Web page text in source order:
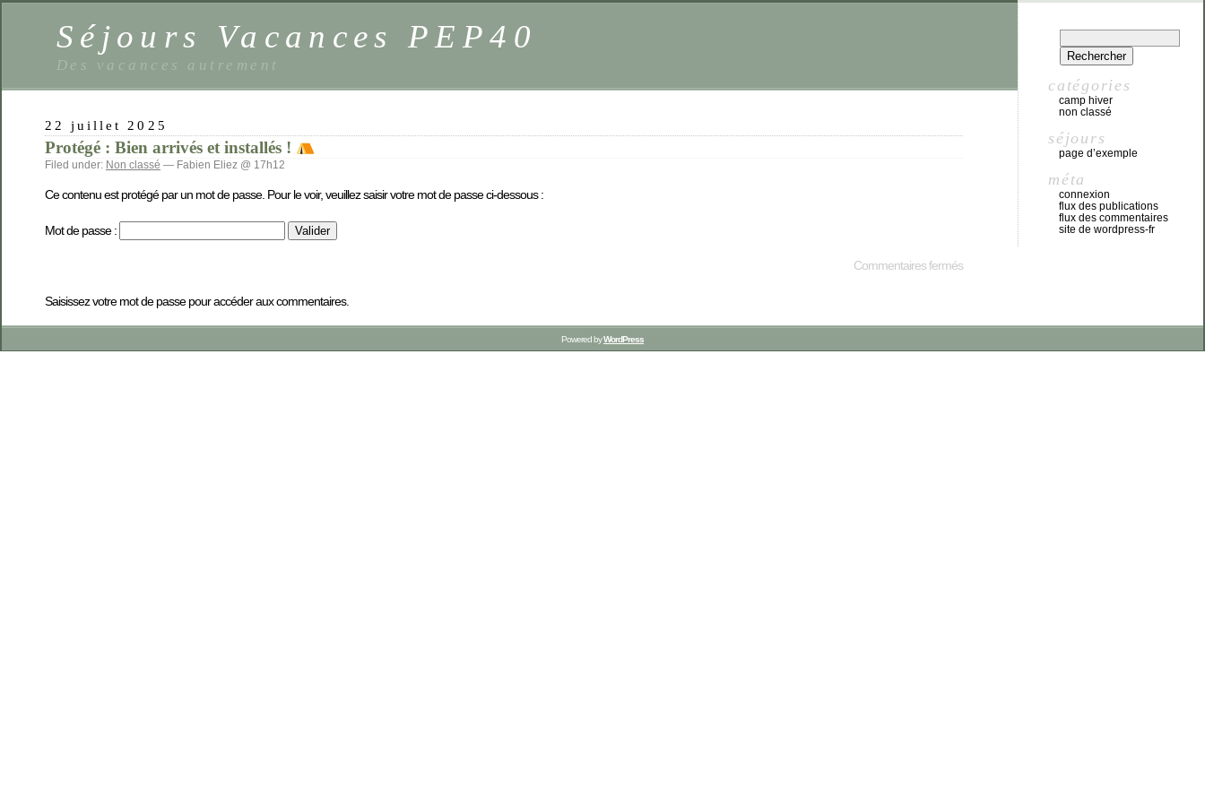
Séjours Vacances PEP40
Des vacances autrement
22 juillet 2025
Protégé : Bien arrivés et installés !
Filed under: Non classé — Fabien Eliez @ 17h12
Ce contenu est protégé par un mot de passe. Pour le voir, veuillez saisir votre mot de passe ci-dessous :
Mot de passe :
Commentaires fermés
Saisissez votre mot de passe pour accéder aux commentaires.
catégories
camp hiver
non classé
séjours
page d’exemple
méta
connexion
flux des publications
flux des commentaires
site de wordpress-fr
Powered byWordPress